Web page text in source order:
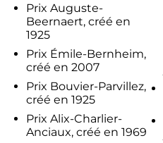
Prix Auguste-
Beernaert, créé en
1925
Prix Émile-Bernheim,
créé en 2007
Prix Bouvier-Parvillez,
créé en 1925
Prix Alix-Charlier-
Anciaux, créé en 1969